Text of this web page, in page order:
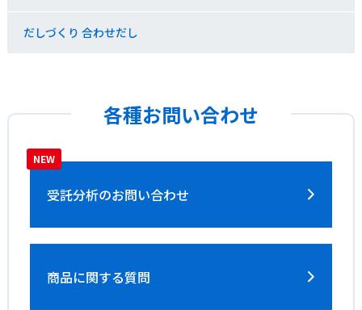
だしづくり 合わせだし
各種お問い合わせ
受託分析のお問い合わせ
商品に関する質問